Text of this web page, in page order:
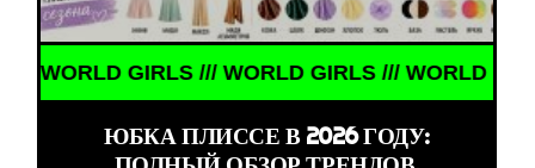
/// WORLD GIRLS /// WORLD GIRLS ///
ЮБКА ПЛИССЕ В 2026 ГОДУ: